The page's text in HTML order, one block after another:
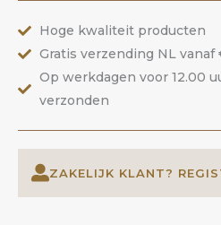
aantal
Hoge kwaliteit producten
Gratis verzending NL vanaf
Op werkdagen voor 12.00
verzonden
ZAKELIJK KLANT?